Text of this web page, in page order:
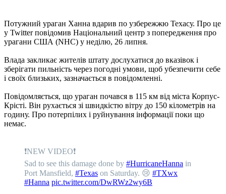
Потужний ураган Ханна вдарив по узбережжю Техасу. Про це
у Twitter повідомив Національний центр з попередження про
урагани США (NHC) у неділю, 26 липня.
Влада закликає жителів штату дослухатися до вказівок і
зберігати пильність через погодні умови, щоб убезпечити себе
і своїх близьких, зазначається в повідомленні.
Повідомляється, що ураган почався в 115 км від міста Корпус-
Крісті. Він рухається зі швидкістю вітру до 150 кілометрів на
годину. Про потерпілих і руйнування інформації поки що
немає.
❗️NEW VIDEO❗️
Sad to see this damage done by #HurricaneHanna in
Port Mansfield, #Texas on Saturday. 😢 #TXwx
#Hanna pic.twitter.com/DwRWz2wy6B